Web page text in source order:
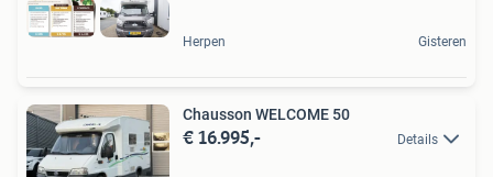
Herpen Gisteren
Chausson WELCOME 50
€ 16.995,- Details